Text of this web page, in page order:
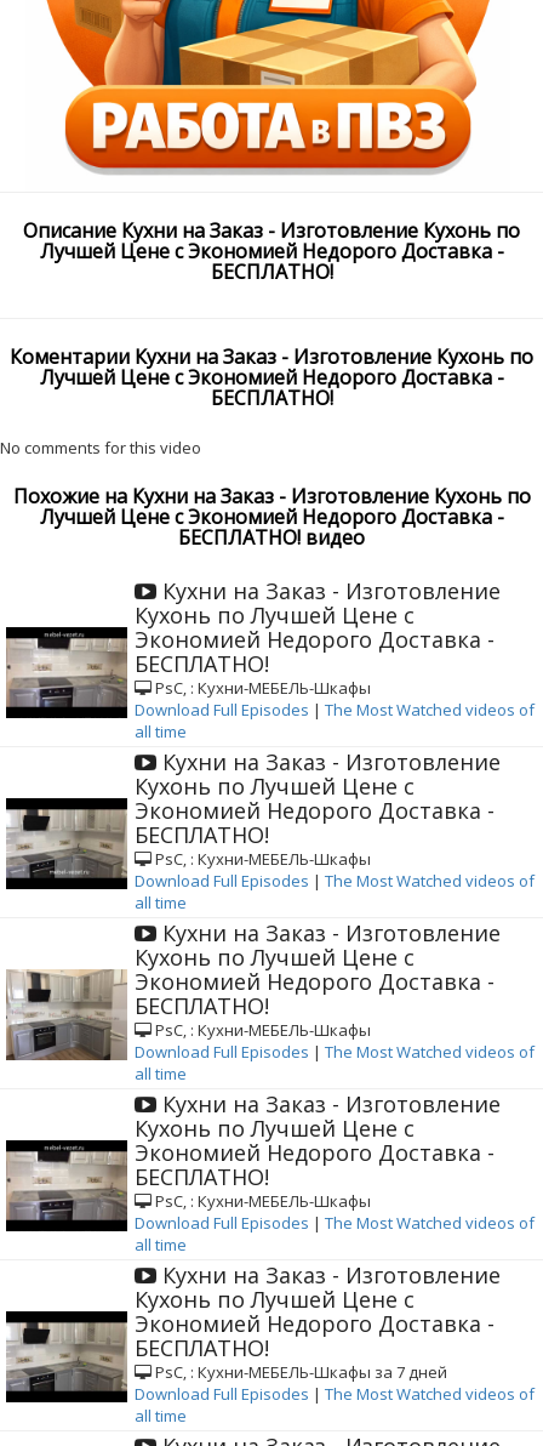
Описание Кухни на Заказ - Изготовление Кухонь по
Лучшей Цене с Экономией Недорого Доставка -
БЕСПЛАТНО!
Коментарии Кухни на Заказ - Изготовление Кухонь по
Лучшей Цене с Экономией Недорого Доставка -
БЕСПЛАТНО!
No comments for this video
Похожие на Кухни на Заказ - Изготовление Кухонь по
Лучшей Цене с Экономией Недорого Доставка -
БЕСПЛАТНО! видео
Кухни на Заказ - Изготовление
Кухонь по Лучшей Цене с
Экономией Недорого Доставка -
БЕСПЛАТНО!
РѕС‚ : Кухни-МЕБЕЛЬ-Шкафы
Download Full Episodes | The Most Watched videos of
all time
Кухни на Заказ - Изготовление
Кухонь по Лучшей Цене с
Экономией Недорого Доставка -
БЕСПЛАТНО!
РѕС‚ : Кухни-МЕБЕЛЬ-Шкафы
Download Full Episodes | The Most Watched videos of
all time
Кухни на Заказ - Изготовление
Кухонь по Лучшей Цене с
Экономией Недорого Доставка -
БЕСПЛАТНО!
РѕС‚ : Кухни-МЕБЕЛЬ-Шкафы
Download Full Episodes | The Most Watched videos of
all time
Кухни на Заказ - Изготовление
Кухонь по Лучшей Цене с
Экономией Недорого Доставка -
БЕСПЛАТНО!
РѕС‚ : Кухни-МЕБЕЛЬ-Шкафы
Download Full Episodes | The Most Watched videos of
all time
Кухни на Заказ - Изготовление
Кухонь по Лучшей Цене с
Экономией Недорого Доставка -
БЕСПЛАТНО!
РѕС‚ : Кухни-МЕБЕЛЬ-Шкафы за 7 дней
Download Full Episodes | The Most Watched videos of
all time